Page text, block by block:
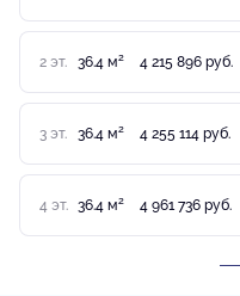
2 эт. 36.4 м2 4 215 896 руб.
3 эт. 36.4 м2 4 255 114 руб.
4 эт. 36.4 м2 4 961 736 руб.